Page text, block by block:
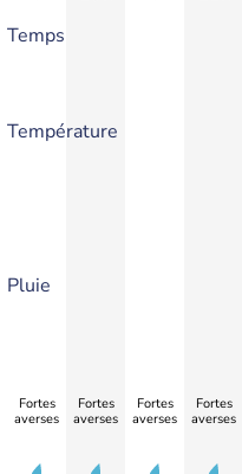
Temps
Température
Pluie
Fortes
averses
Fortes
averses
Fortes
averses
Fortes
averses